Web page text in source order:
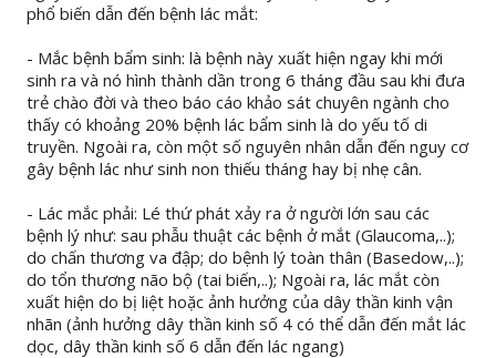
phổ biến dẫn đến bệnh lác mắt:
- Mắc bệnh bẩm sinh: là bệnh này xuất hiện ngay khi mới
sinh ra và nó hình thành dần trong 6 tháng đầu sau khi đưa
trẻ chào đời và theo báo cáo khảo sát chuyên ngành cho
thấy có khoảng 20% bệnh lác bẩm sinh là do yếu tố di
truyền. Ngoài ra, còn một số nguyên nhân dẫn đến nguy cơ
gây bệnh lác như sinh non thiếu tháng hay bị nhẹ cân.
- Lác mắc phải: Lé thứ phát xảy ra ở người lớn sau các
bệnh lý như: sau phẫu thuật các bệnh ở mắt (Glaucoma,..);
do chấn thương va đập; do bệnh lý toàn thân (Basedow,..);
do tổn thương não bộ (tai biến,..); Ngoài ra, lác mắt còn
xuất hiện do bị liệt hoặc ảnh hưởng của dây thần kinh vận
nhãn (ảnh hưởng dây thần kinh số 4 có thể dẫn đến mắt lác
dọc, dây thần kinh số 6 dẫn đến lác ngang)